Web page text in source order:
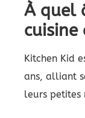
À quel
cuisine
Kitchen Kid
ans, alliant
leurs petites